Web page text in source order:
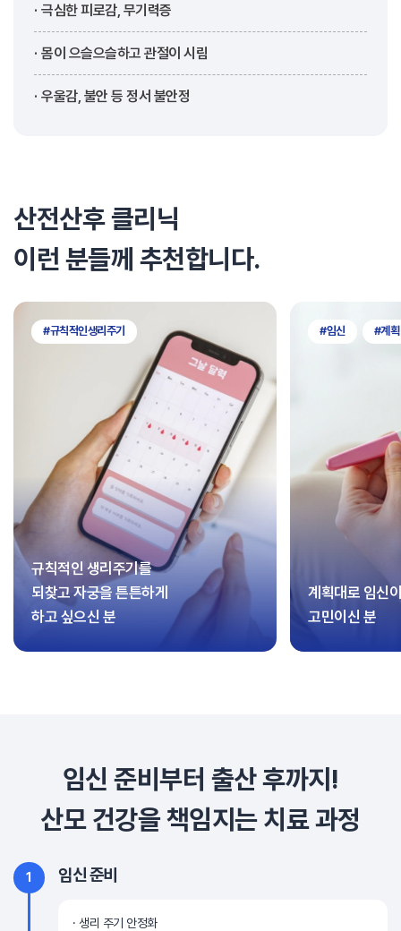
극심한 피로감, 무기력증
몸이 으슬으슬하고 관절이 시림
우울감, 불안 등 정서 불안정
산전산후 클리닉
이런 분들께 추천합니다.
#규칙적인생리주기
규칙적인 생리주기를
되찾고 자궁을 튼튼하게
하고 싶으신 분
#임신 #계획
계획대로 임신
고민이신 분
임신 준비부터 출산 후까지!
산모 건강을 책임지는 치료 과정
1 임신 준비
생리 주기 안정화